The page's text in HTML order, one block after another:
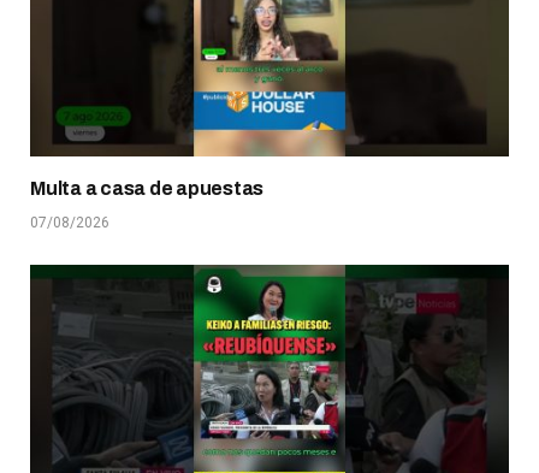
Multa a casa de apuestas
07/08/2026